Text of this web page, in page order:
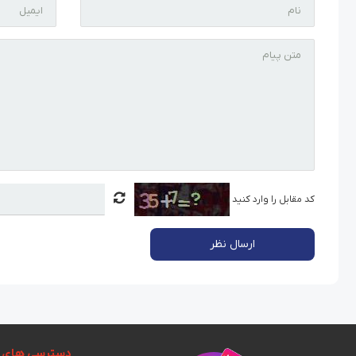
کد مقابل را وارد کنید
ارسال نظر